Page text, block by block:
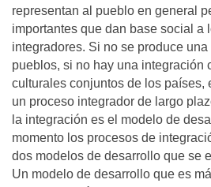
representan al pueblo en general
importantes que dan base social a
integradores. Si no se produce
pueblos, si no hay una integración
culturales conjuntos de los países,
un proceso integrador de largo
la integración es el modelo de
momento los procesos de
dos modelos de desarrollo que se
Un modelo de desarrollo que es